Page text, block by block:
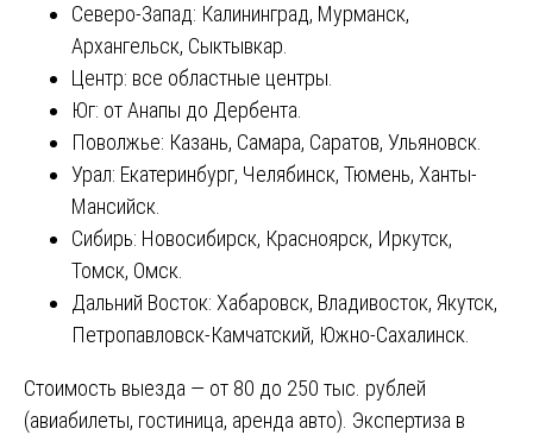
Северо-Запад: Калининград, Мурманск,
Архангельск, Сыктывкар.
Центр: все областные центры.
Юг: от Анапы до Дербента.
Поволжье: Казань, Самара, Саратов, Ульяновск.
Урал: Екатеринбург, Челябинск, Тюмень, Ханты-
Мансийск.
Сибирь: Новосибирск, Красноярск, Иркутск,
Томск, Омск.
Дальний Восток: Хабаровск, Владивосток, Якутск,
Петропавловск-Камчатский, Южно-Сахалинск.
Стоимость выезда — от 80 до 250 тыс. рублей
(авиабилеты, гостиница, аренда авто). Экспертиза в